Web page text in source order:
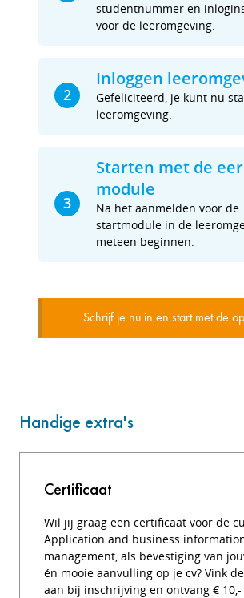
studentnummer en
voor de leeromgeving.
2
Inloggen
Gefeliciteerd, je kunt nu
leeromgeving.
3
Starten met de
module
Na het aanmelden voor de
startmodule in de
meteen beginnen.
Schrijf je nu in en start met de
Handige extra's
Certificaat
Wil jij graag een certificaat voor de
Application and business
management, als bevestiging van
én mooie aanvulling op je cv? Vink
aan bij inschrijving en ontvang €